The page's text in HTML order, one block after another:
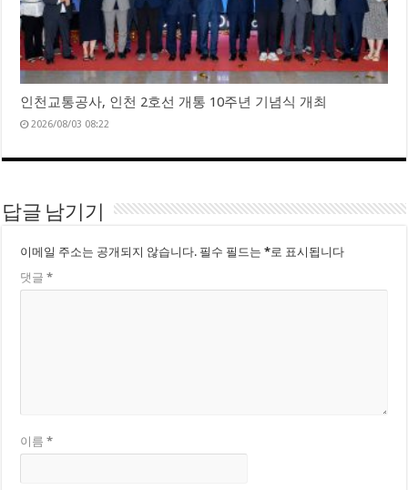
인천교통공사, 인천 2호선 개통 10주년 기념식 개최
2026/08/03 08:22
답글 남기기
이메일 주소는 공개되지 않습니다. 필수 필드는*로 표시됩니다
댓글*
이름*